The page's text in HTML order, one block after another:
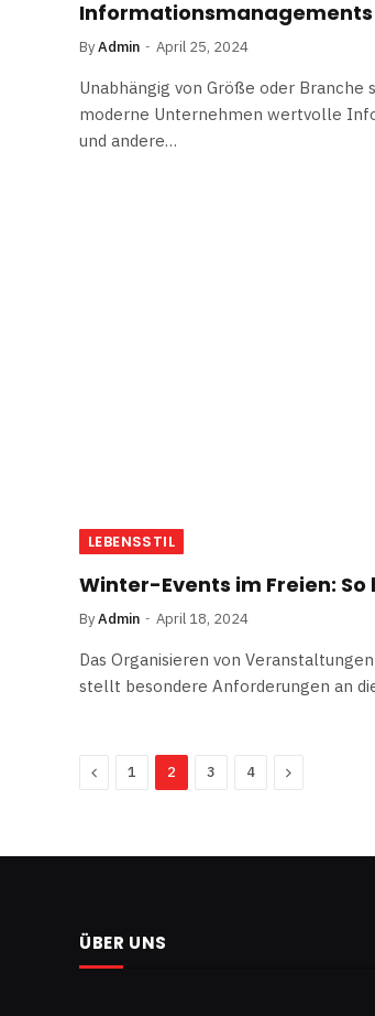
ByAdmin April 25, 2024
Unabhängig von Größe oder
moderne Unternehmen wertvolle
und andere…
LEBENSSTIL
Winter-Events im Freien:
ByAdmin April 18, 2024
Das Organisieren von
stellt besondere Anforderungen an
Previous
1 2 3 4 Next
ÜBER UNS